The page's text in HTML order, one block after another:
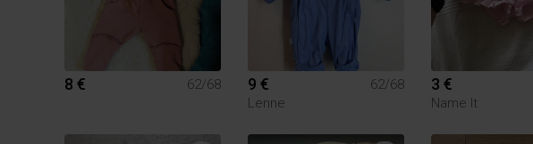
8 € 62/68 9 €
62/68
Lenne
3 €
Name It